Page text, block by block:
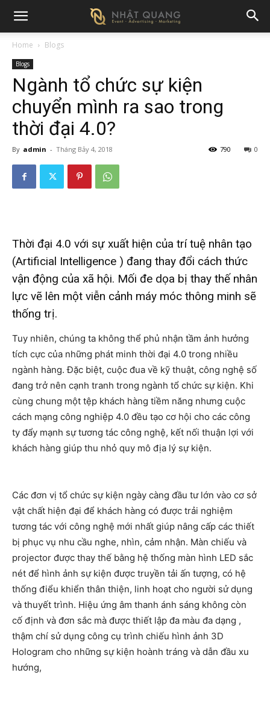
Home Blogs
Blogs
Ngành tổ chức sự kiện
chuyển mình ra sao trong
thời đại 4.0?
By admin - Tháng Bảy 4, 2018 0
790
Thời đại 4.0 với sự xuất hiện của trí tuệ nhân tạo
(Artificial Intelligence ) đang thay đổi cách thức
vận động của xã hội. Mối đe dọa bị thay thế nhân
lực vẽ lên một viễn cảnh máy móc thông minh sẽ
thống trị.
Tuy nhiên, chúng ta không thể phủ nhận tầm ảnh hưởng
tích cực của những phát minh thời đại 4.0 trong nhiều
ngành hàng. Đặc biệt, cuộc đua về kỹ thuật, công nghệ số
đang trở nên cạnh tranh trong ngành tổ chức sự kiện. Khi
cùng chung một tệp khách hàng tiềm năng nhưng cuộc
cách mạng công nghiệp 4.0 đều tạo cơ hội cho các công
ty đẩy mạnh sự tương tác công nghệ, kết nối thuận lợi với
khách hàng giúp thu nhỏ quy mô địa lý sự kiện.
Các đơn vị tổ chức sự kiện ngày càng đầu tư lớn vào cơ sở
vật chất hiện đại để khách hàng có được trải nghiệm
tương tác với công nghệ mới nhất giúp nâng cấp các thiết
bị phục vụ nhu cầu nghe, nhìn, cảm nhận. Màn chiếu và
projector được thay thế bằng hệ thống màn hình LED sắc
nét để hình ảnh sự kiện được truyền tải ấn tượng, có hệ
thống điểu khiển thân thiện, linh hoạt cho người sử dụng
và thuyết trình. Hiệu ứng âm thanh ánh sáng không còn
cố định và đơn sắc mà được thiết lập đa màu đa dạng ,
thậm chí sử dụng công cụ trình chiếu hình ảnh 3D
Hologram cho những sự kiện hoành tráng và dẫn đầu xu
hướng,